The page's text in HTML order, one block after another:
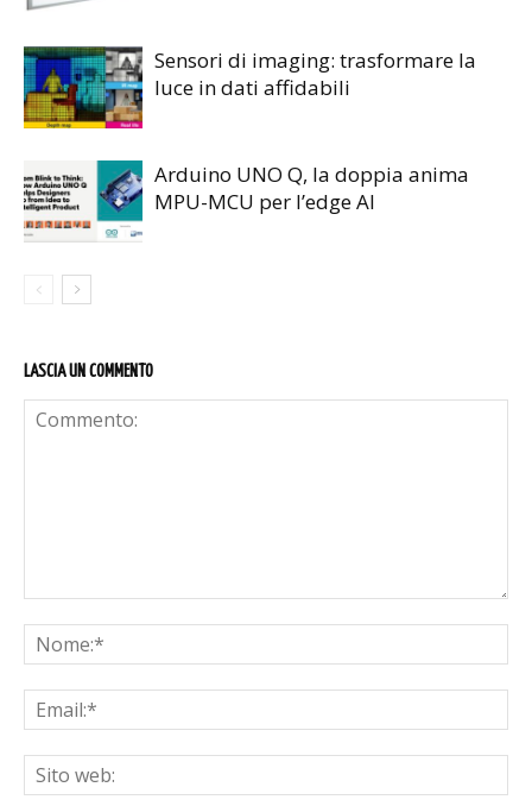
Sensori di imaging: trasformare la
luce in dati affidabili
Arduino UNO Q, la doppia anima
MPU-MCU per l’edge AI
LASCIA UN COMMENTO